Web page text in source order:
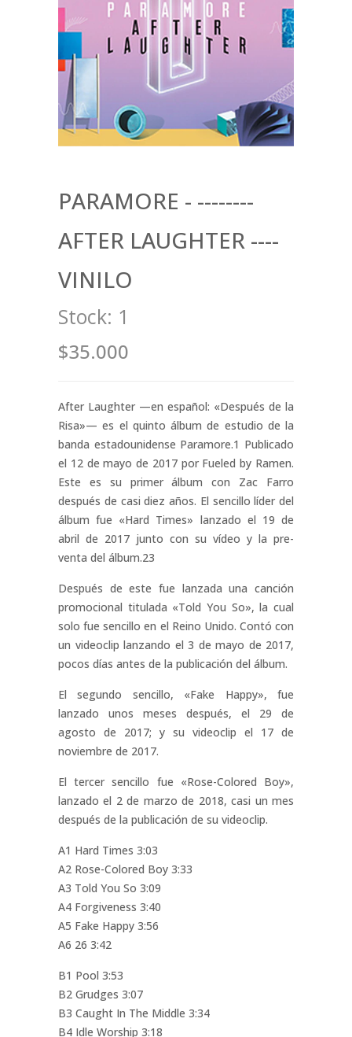
PARAMORE - --------
AFTER LAUGHTER ----
VINILO
Stock: 1
$35.000
After Laughter —en español: «Después de la
Risa»— es el quinto álbum de estudio de la
banda estadounidense Paramore.1​ Publicado
el 12 de mayo de 2017 por Fueled by Ramen.
Este es su primer álbum con Zac Farro
después de casi diez años. El sencillo líder del
álbum fue «Hard Times» lanzado el 19 de
abril de 2017 junto con su vídeo y la pre-
venta del álbum.2​3​
Después de este fue lanzada una canción
promocional titulada «Told You So», la cual
solo fue sencillo en el Reino Unido. Contó con
un videoclip lanzando el 3 de mayo de 2017,
pocos días antes de la publicación del álbum.
El segundo sencillo, «Fake Happy», fue
lanzado unos meses después, el 29 de
agosto de 2017; y su videoclip el 17 de
noviembre de 2017.
El tercer sencillo fue «Rose-Colored Boy»,
lanzado el 2 de marzo de 2018, casi un mes
después de la publicación de su videoclip.
A1 Hard Times 3:03
A2 Rose-Colored Boy 3:33
A3 Told You So 3:09
A4 Forgiveness 3:40
A5 Fake Happy 3:56
A6 26 3:42
B1 Pool 3:53
B2 Grudges 3:07
B3 Caught In The Middle 3:34
B4 Idle Worship 3:18